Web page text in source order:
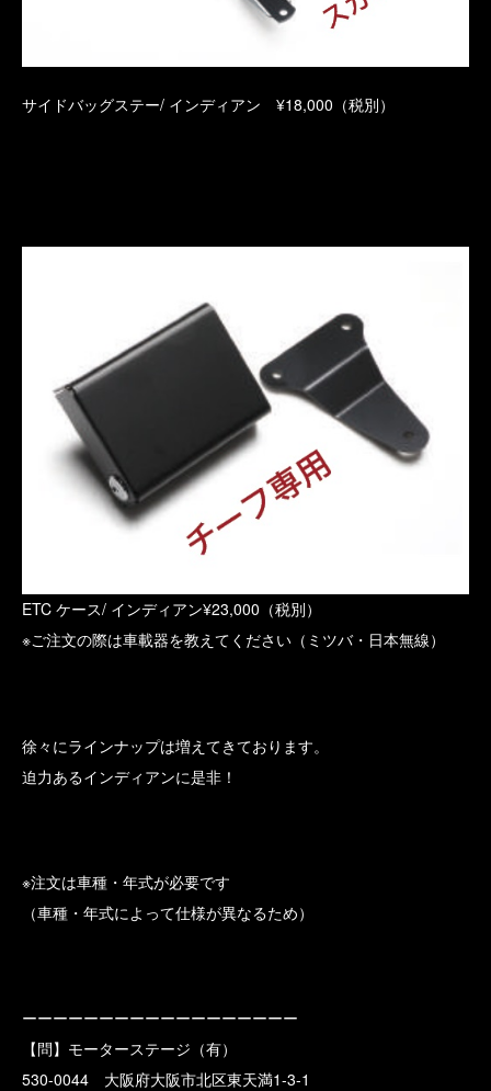
サイドバッグステー/ インディアン ¥18,000（税別）
ETC ケース/ インディアン¥23,000（税別）
※ご注文の際は車載器を教えてください（ミツバ・日本無線）
徐々にラインナップは増えてきております。
迫力あるインディアンに是非！
※注文は車種・年式が必要です
（車種・年式によって仕様が異なるため）
ーーーーーーーーーーーーーーーーーー
【問】モーターステージ（有）
530-0044 大阪府大阪市北区東天満1-3-1